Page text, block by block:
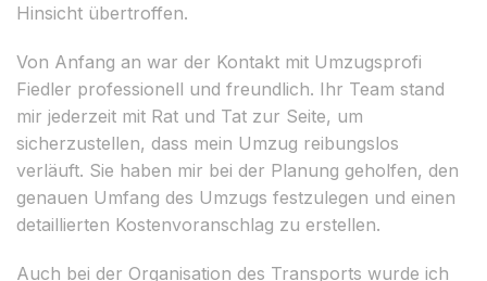
Hinsicht übertroffen.
Von Anfang an war der Kontakt mit Umzugsprofi
Fiedler professionell und freundlich. Ihr Team stand
mir jederzeit mit Rat und Tat zur Seite, um
sicherzustellen, dass mein Umzug reibungslos
verläuft. Sie haben mir bei der Planung geholfen, den
genauen Umfang des Umzugs festzulegen und einen
detaillierten Kostenvoranschlag zu erstellen.
Auch bei der Organisation des Transports wurde ich